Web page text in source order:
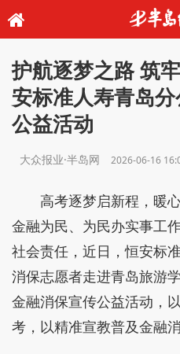
护航逐梦之路 筑
安标准人寿青岛
公益活动
大众报业·半岛网 2026-06-16
高考逐梦启新程，暖
金融为民、为民办实事工
社会责任，近日，恒安标
消保志愿者走进青岛旅游
金融消保宣传公益活动，
考，以精准宣教普及金融消